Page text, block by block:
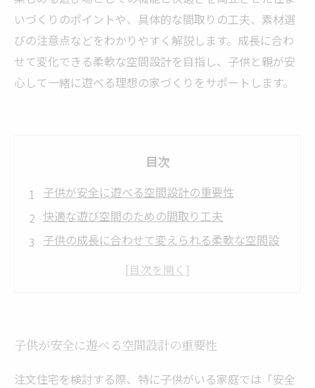
いづくりのポイントや、具体的な間取りの工夫、素材選
びの注意点などをわかりやすく解説します。成長に合わ
せて変化できる柔軟な空間設計を目指し、子供と親が安
心して一緒に遊べる理想の家づくりをサポートします。
目次
子供が安全に遊べる空間設計の重要性
快適な遊び空間のための間取り工夫
子供の成長に合わせて変えられる柔軟な空間設
子供が安全に遊べる空間設計の重要性
注文住宅を検討する際、特に子供がいる家庭では「安全